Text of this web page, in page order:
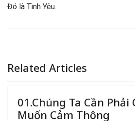
Đó là Tình Yêu.
Related Articles
01.Chúng Ta Cần Phải
Muốn Cảm Thông